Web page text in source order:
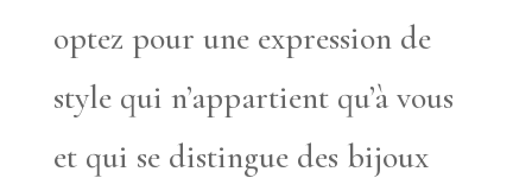
optez pour une expression de
style qui n’appartient qu’à vous
et qui se distingue des bijoux